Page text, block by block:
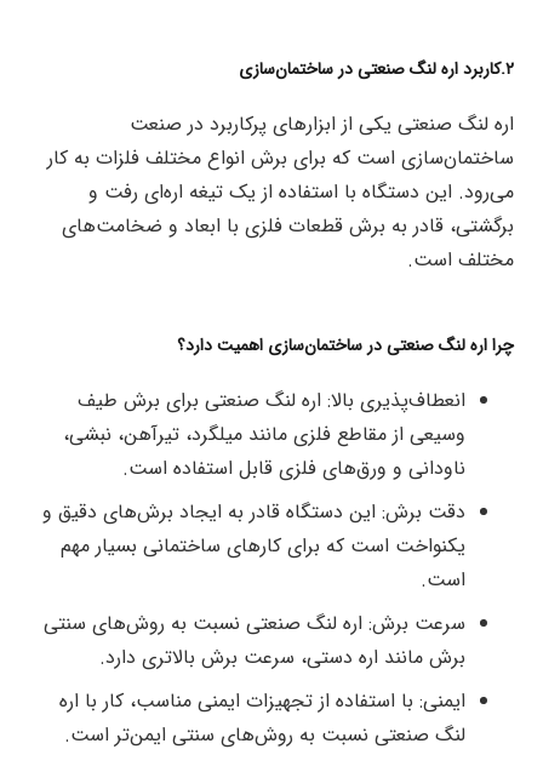
۲.کاربرد اره لنگ صنعتی در ساختمان‌سازی
اره لنگ صنعتی یکی از ابزارهای پرکاربرد در صنعت
ساختمان‌سازی است که برای برش انواع مختلف فلزات به کار
می‌رود. این دستگاه با استفاده از یک تیغه اره‌ای رفت و
برگشتی، قادر به برش قطعات فلزی با ابعاد و ضخامت‌های
مختلف است.
چرا اره لنگ صنعتی در ساختمان‌سازی اهمیت دارد؟
انعطاف‌پذیری بالا: اره لنگ صنعتی برای برش طیف
وسیعی از مقاطع فلزی مانند میلگرد، تیرآهن، نبشی،
ناودانی و ورق‌های فلزی قابل استفاده است.
دقت برش: این دستگاه قادر به ایجاد برش‌های دقیق و
یکنواخت است که برای کارهای ساختمانی بسیار مهم
است.
سرعت برش: اره لنگ صنعتی نسبت به روش‌های سنتی
برش مانند اره دستی، سرعت برش بالاتری دارد.
ایمنی: با استفاده از تجهیزات ایمنی مناسب، کار با اره
لنگ صنعتی نسبت به روش‌های سنتی ایمن‌تر است.